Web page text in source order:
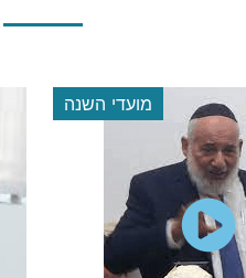
מועדי השנה